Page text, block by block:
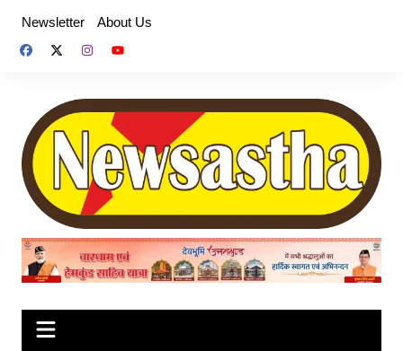
content
Newsletter About Us